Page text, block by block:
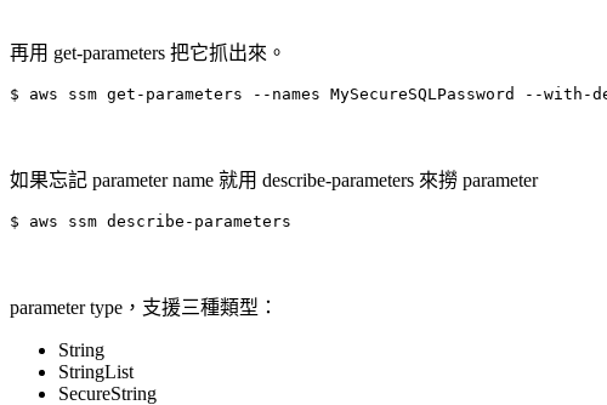
再用 get-parameters 把它抓出來。
$ aws ssm get-parameters --names MySecureSQLPassword --
如果忘記 parameter name 就用 describe-parameters 來撈 parameter
$ aws ssm describe-parameters
parameter type，支援三種類型：
String
StringList
SecureString